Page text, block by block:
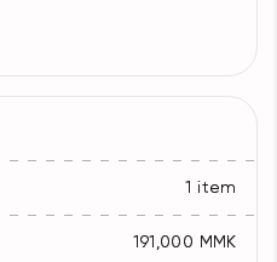
1 item
191,000 MMK